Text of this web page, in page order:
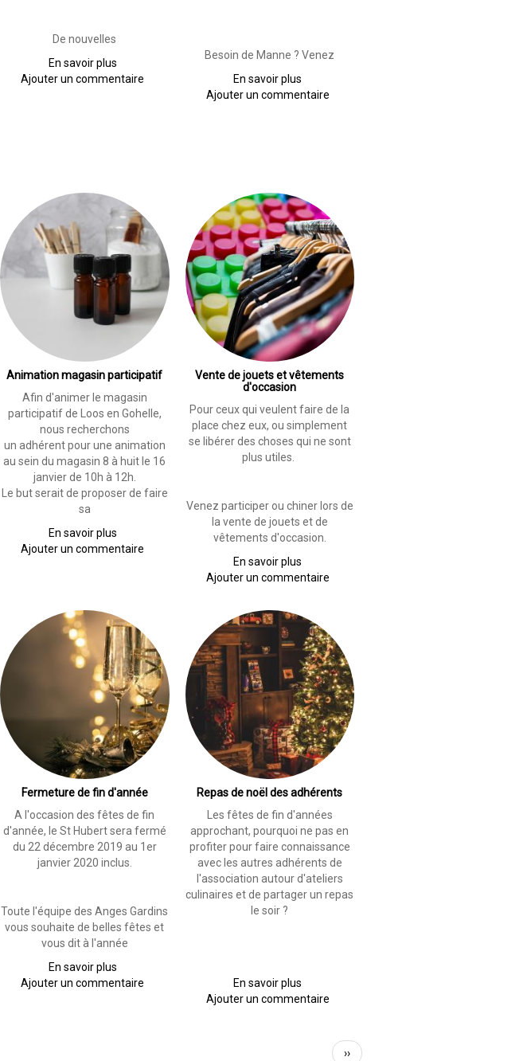
De nouvelles
En savoir plus
Annulation
Ajouter un commentaire
Besoin de Manne ? Venez
En savoir plus
Recherche
Ajouter un commentaire
Animation magasin participatif
Afin d'animer le magasin
participatif de Loos en Gohelle,
nous recherchons
un adhérent pour une animation
au sein du magasin 8 à huit le 16
janvier de 10h à 12h.
Le but serait de proposer de faire
sa
En savoir plus
Animation
Ajouter un commentaire
Vente de jouets et vêtements
d'occasion
Pour ceux qui veulent faire de la
place chez eux, ou simplement
se libérer des choses qui ne sont
plus utiles.
Venez participer ou chiner lors de
la vente de jouets et de
vêtements d'occasion.
En savoir plus
Vente
et
vêtements
d'occasion
Ajouter un commentaire
Fermeture de fin d'année
A l'occasion des fêtes de fin
d'année, le St Hubert sera fermé
du 22 décembre 2019 au 1er
janvier 2020 inclus.
Toute l'équipe des Anges Gardins
vous souhaite de belles fêtes et
vous dit à l'année
En savoir plus
Fermeture
Ajouter un commentaire
Repas de noël des adhérents
Les fêtes de fin d'années
approchant, pourquoi ne pas en
profiter pour faire connaissance
avec les autres adhérents de
l'association autour d'ateliers
culinaires et de partager un repas
le soir ?
En savoir plus
Repas
Ajouter un commentaire
Page
››